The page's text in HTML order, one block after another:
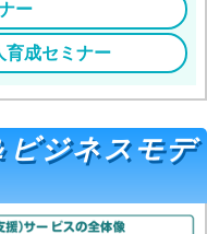
ー
育成セミナー
ビジネスモデ